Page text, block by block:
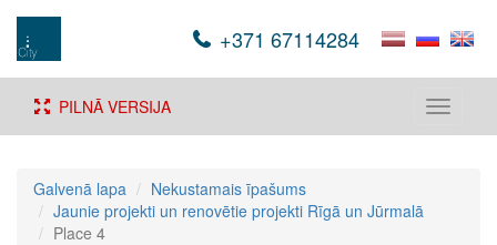
+371 67114284
Toggle
PILNĀ VERSIJA
Galvenā lapa
Nekustamais īpašums
Jaunie projekti un renovētie projekti Rīgā un Jūrmalā
Place 4